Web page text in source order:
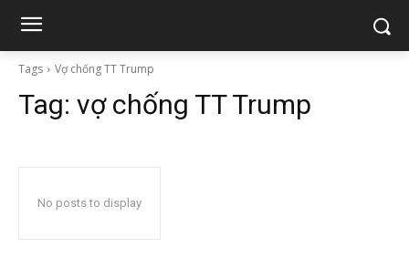
Tags Vợ chống TT Trump
Tag: vợ chống TT Trump
No posts to display